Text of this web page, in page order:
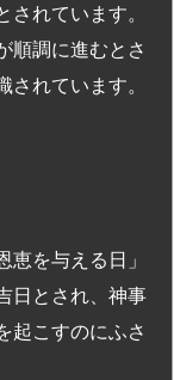
れています。
順調に進むとさ
れています。
を与える日」
日とされ、神事
起こすのにふさ